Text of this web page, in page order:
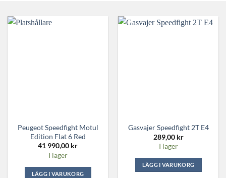
Peugeot Speedfight Motul
Edition Flat 6 Red
41 990,00 kr
I lager
LÄGG I VARUKORG
Gasvajer Speedfight 2T E4
289,00 kr
I lager
LÄGG I VARUKORG